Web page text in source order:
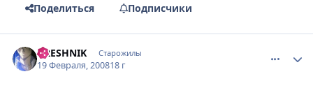
Поделиться Подписчики
GRESHNIK Старожилы
19 Февраля, 200818 г